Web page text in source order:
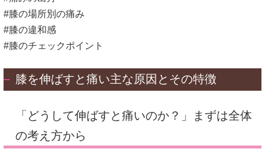
#膝の場所別の痛み
#膝の違和感
#膝のチェックポイント
膝を伸ばすと痛い主な原因とその特徴
「どうして伸ばすと痛いのか？」まずは全体
の考え方から